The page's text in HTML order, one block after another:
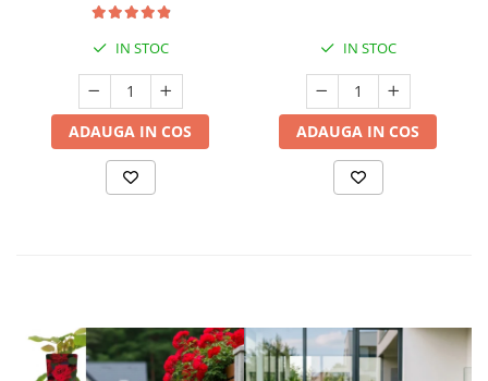
IN STOC
ADAUGA IN COS
IN STOC
ADAUGA IN COS